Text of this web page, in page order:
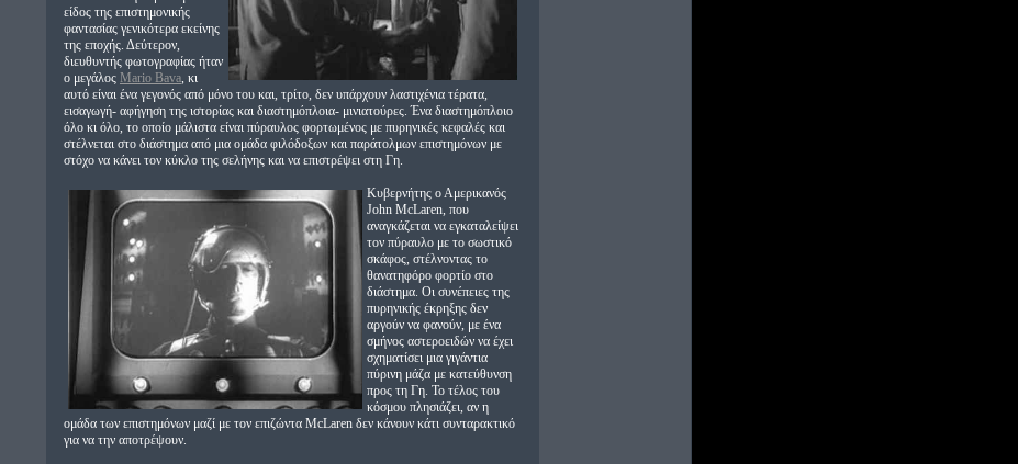
είδος της επιστημονικής
φαντασίας γενικότερα εκείνης
της εποχής. Δεύτερον,
διευθυντής φωτογραφίας ήταν
ο μεγάλος Mario Bava, κι
αυτό είναι ένα γεγονός από μόνο του και, τρίτο, δεν υπάρχουν λαστιχένια τέρατα,
εισαγωγή- αφήγηση της ιστορίας και διαστημόπλοια- μινιατούρες. Ένα διαστημόπλοιο
όλο κι όλο, το οποίο μάλιστα είναι πύραυλος φορτωμένος με πυρηνικές κεφαλές και
στέλνεται στο διάστημα από μια ομάδα φιλόδοξων και παράτολμων επιστημόνων με
στόχο να κάνει τον κύκλο της σελήνης και να επιστρέψει στη Γη.
Κυβερνήτης ο Αμερικανός
John McLaren, που
αναγκάζεται να εγκαταλείψει
τον πύραυλο με το σωστικό
σκάφος, στέλνοντας το
θανατηφόρο φορτίο στο
διάστημα. Οι συνέπειες της
πυρηνικής έκρηξης δεν
αργούν να φανούν, με ένα
σμήνος αστεροειδών να έχει
σχηματίσει μια γιγάντια
πύρινη μάζα με κατεύθυνση
προς τη Γη. Το τέλος του
κόσμου πλησιάζει, αν η
ομάδα των επιστημόνων μαζί με τον επιζώντα McLaren δεν κάνουν κάτι συνταρακτικό
για να την αποτρέψουν.